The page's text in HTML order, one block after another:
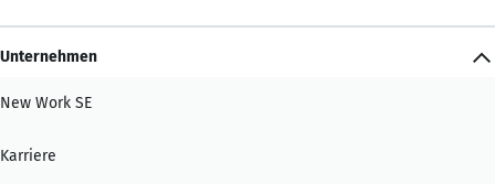
Unternehmen
New Work SE
Karriere